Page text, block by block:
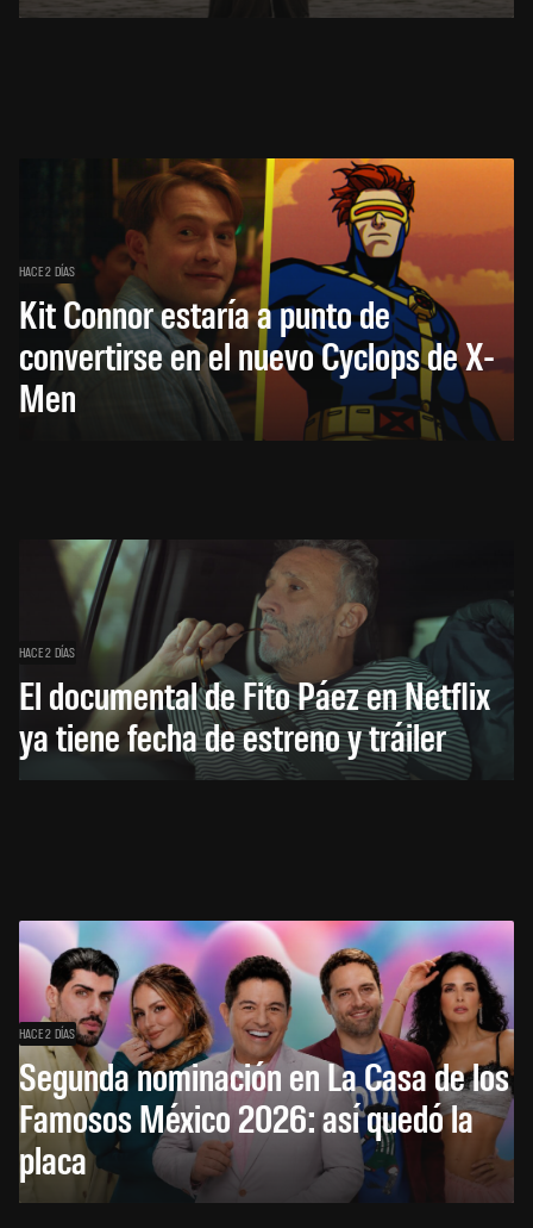
HACE 2 DÍAS
Kit Connor estaría a punto de
convertirse en el nuevo Cyclops de X-
Men
HACE 2 DÍAS
El documental de Fito Páez en Netflix
ya tiene fecha de estreno y tráiler
HACE 2 DÍAS
Segunda nominación en La Casa de los
Famosos México 2026: así quedó la
placa